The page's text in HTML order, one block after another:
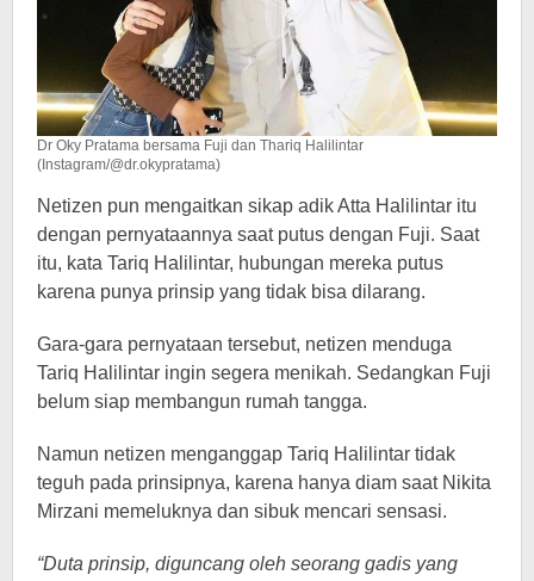
Dr Oky Pratama bersama Fuji dan Thariq Halilintar
(Instagram/@dr.okypratama)
Netizen pun mengaitkan sikap adik Atta Halilintar itu
dengan pernyataannya saat putus dengan Fuji. Saat
itu, kata Tariq Halilintar, hubungan mereka putus
karena punya prinsip yang tidak bisa dilarang.
Gara-gara pernyataan tersebut, netizen menduga
Tariq Halilintar ingin segera menikah. Sedangkan Fuji
belum siap membangun rumah tangga.
Namun netizen menganggap Tariq Halilintar tidak
teguh pada prinsipnya, karena hanya diam saat Nikita
Mirzani memeluknya dan sibuk mencari sensasi.
“Duta prinsip, diguncang oleh seorang gadis yang